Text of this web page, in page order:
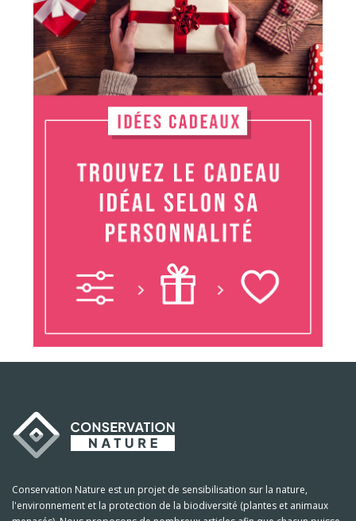
Conservation Nature est un projet de sensibilisation sur la nature,
l'environnement et la protection de la biodiversité (plantes et animaux